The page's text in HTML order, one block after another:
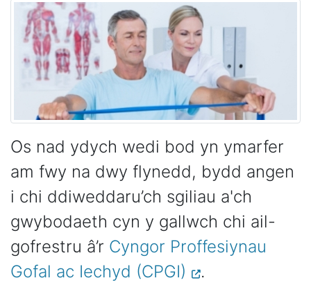
Os nad ydych wedi bod yn ymarfer
am fwy na dwy flynedd, bydd angen
i chi ddiweddaru’ch sgiliau a'ch
gwybodaeth cyn y gallwch chi ail-
gofrestru â’r Cyngor Proffesiynau
Gofal ac Iechyd (CPGI)
.